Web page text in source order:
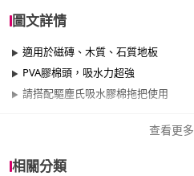
圖文詳情
適用於磁磚、木質、石質地板
PVA膠棉頭，吸水力超強
請搭配驅塵氏吸水膠棉拖把使用
查看更多
相關分類